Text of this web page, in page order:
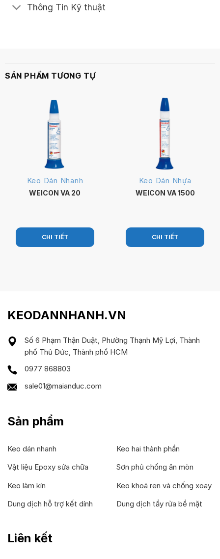
Thông Tin Kỹ thuật
SẢN PHẨM TƯƠNG TỰ
Keo Dán Nhanh
WEICON VA 20
CHI TIẾT
Keo Dán Nhựa
WEICON VA 1500
CHI TIẾT
KEODANNHANH.VN
Số 6 Phạm Thận Duật, Phường Thạnh Mỹ Lợi, Thành
phố Thủ Đức, Thành phố HCM
0977 868803
sale01@maianduc.com
Sản phẩm
Keo dán nhanh
Keo hai thành phần
Vật liệu Epoxy sửa chữa
Sơn phủ chống ăn mòn
Keo làm kín
Keo khoá ren và chống xoay
Dung dịch hỗ trợ kết dính
Dung dịch tẩy rửa bề mặt
Liên kết